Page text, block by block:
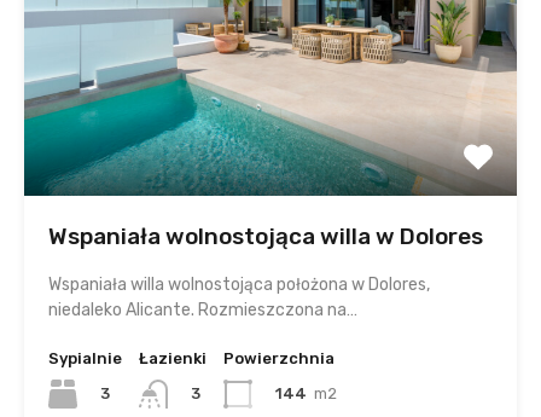
Wspaniała wolnostojąca willa w Dolores
Wspaniała willa wolnostojąca położona w Dolores,
niedaleko Alicante. Rozmieszczona na…
Sypialnie
3
Łazienki
3
Powierzchnia
144 m2